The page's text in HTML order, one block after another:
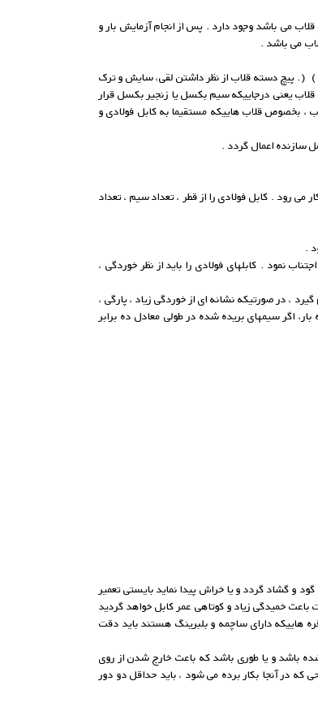
می باشد وجود دارد . پس از انجام آزمایش بار و
ترک خوردگی ، ساییدگی ، شکستگی و روان نبودن کاسه ساچمه و سیستم گریس خوری آن . هم چنین داشتن بست ایمنی برای قلابها ضروری می باشد safety latch ) (. پیچ دسته قلاب از نظر داشتن لقی، سایش و ترک
یعنی درجاییکه سیم بکسل یا زنجیر بکسل قرار
، بخصوص قلاب هاییکه مستقیما به کابل فولادی و
سازنده اعمال گردد .
رود . کابل فولادی را از قطر ، تعداد سیم ، تعداد
.
نمود . کابلهای فولادی را باید از نظر خوردگی ،
، در صورتیکه نشانه ای از خوردگی زیاد ، پارگی ،
اگر سیمهای بریده شده در طولی معادل ده برابر
و گشاد گردد و یا خراش پیدا نماید بایستی تعمیر
خمیدگی زیاد و کوتاهی عمر کابل خواهد گردید
هاییکه دارای ساچمه و بلبرینگ هستند باید دقت
باشد و یا طوری باشد که باعث خارج شدن از روی
که در آنجا بکار برده می شود ، باید حداقل دو دور